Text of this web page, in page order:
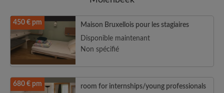
450 € pm
Maison Bruxellois pour les stagiaires
Disponible maintenant
Non spécifié
680 € pm
room for internships/young professionals